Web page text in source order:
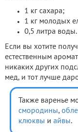
1 кг сахара;
1 кг молодых
0,5 литра воды.
Если вы хотите
естественным
никаких других
мед, и тот лучше
Также варенье
смородины,
клюквы и айвы.